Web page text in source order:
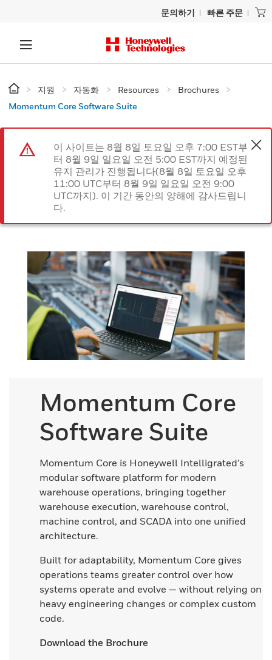
문의하기 빠른 주문
지원 자동화 Resources
Brochures
Momentum Core Software Suite
이 사이트는 8월 8일 토요일 오후 7:00 EST부
터 8월 9일 일요일 오전 5:00 EST까지 예정된
유지 관리가 진행됩니다(8월 8일 토요일 오후
11:00 UTC부터 8월 9일 일요일 오전 9:00
UTC까지). 이 기간 동안의 양해에 감사드립니
다.
Momentum Core
Software Suite
Momentum Core is Honeywell Intelligrated’s
modular software platform for modern
warehouse operations, bringing together
warehouse execution, warehouse control,
machine control, and SCADA into one unified
architecture.
Built for adaptability, Momentum Core gives
operations teams greater control over how
systems operate and evolve — without relying on
heavy engineering changes or complex custom
code.
Download the Brochure